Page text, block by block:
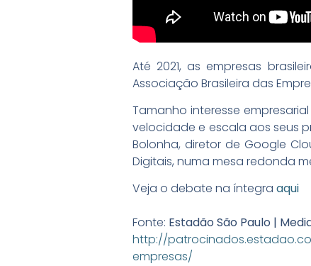
Até 2021, as empresas
Associação Brasileira das
Tamanho interesse
velocidade e escala aos seus
Bolonha, diretor de Google
Digitais, numa mesa redonda
Veja o debate na íntegra aqui
Fonte: Estadão São Paulo |
http://
empresas/